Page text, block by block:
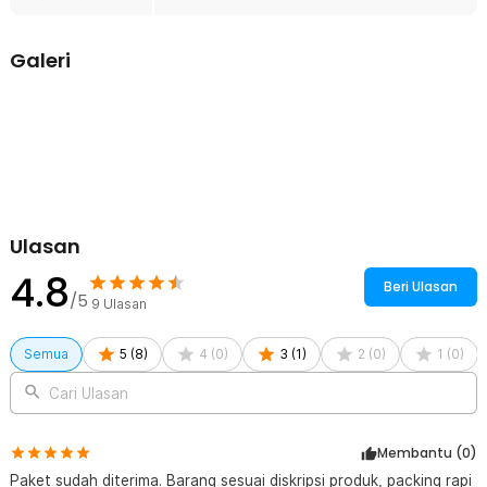
dan suhu air yang bervariasi, menjamin durabilitas jangka panjang.
Galeri
Ulasan
4.8/5 9 Ulasan
Beri Ulasan
Semua 5 (8) 4 (0) 3 (1 ) 2 (0) 1 (0)
Cari Ulasan
Membantu (0)
Paket sudah diterima. Barang sesuai diskripsi produk, packing rapi